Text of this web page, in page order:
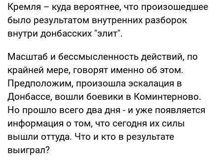
Кремля – куда вероятнее, что произошедшее
было результатом внутренних разборок
внутри донбасских "элит".
Масштаб и бессмысленность действий, по
крайней мере, говорят именно об этом.
Предположим, произошла эскалация в
Донбассе, вошли боевики в Коминтерново.
Но прошло всего два дня - и уже появляется
информация о том, что сегодня их силы
вышли оттуда. Что и кто в результате
выиграл?